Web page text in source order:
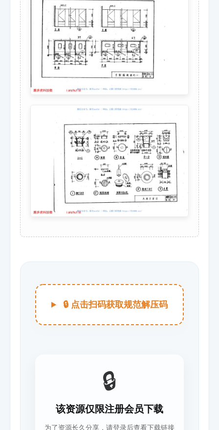
🔒 点击扫码获取规范解压码
🔒
该资源仅限注册会员下载
为了资源长久分享，请登录后查看下载链接